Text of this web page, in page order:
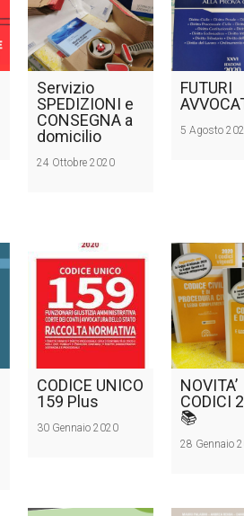
Servizio
SPEDIZIONI e
CONSEGNA a
domicilio
24 Ottobre 2020
FUTURI
5 Agosto
CODICE UNICO
159 Plus
30 Gennaio 2020
NOVITA’
CODICI
📚
28 Gennaio